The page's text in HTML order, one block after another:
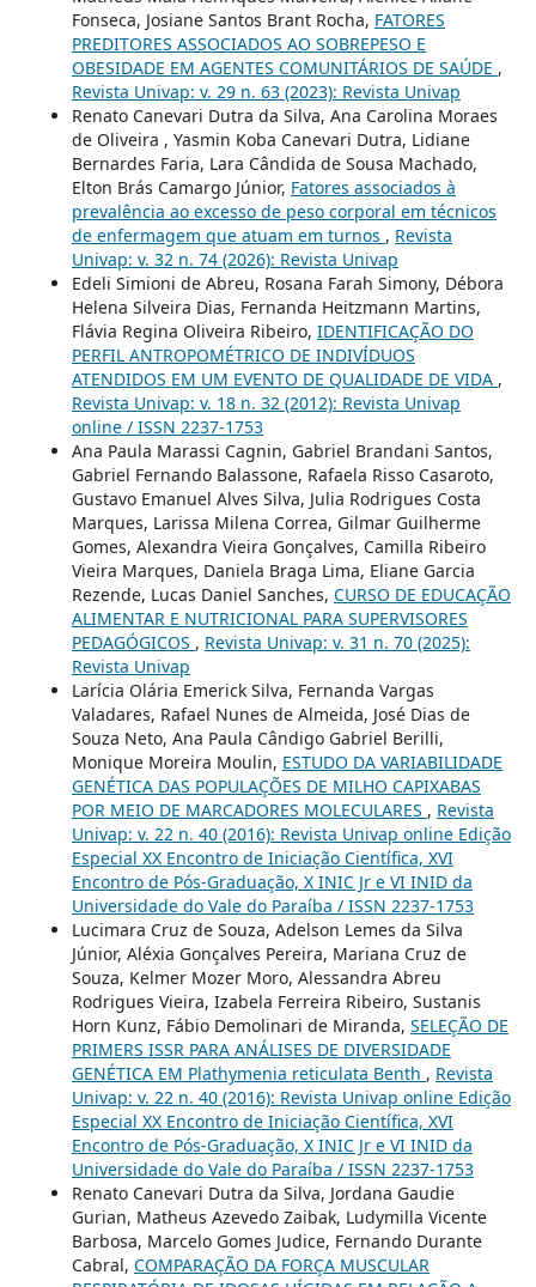
Fonseca, Josiane Santos Brant Rocha, FATORES
PREDITORES ASSOCIADOS AO SOBREPESO E
OBESIDADE EM AGENTES COMUNITÁRIOS DE SAÚDE ,
Revista Univap: v. 29 n. 63 (2023): Revista Univap
Renato Canevari Dutra da Silva, Ana Carolina Moraes
de Oliveira , Yasmin Koba Canevari Dutra, Lidiane
Bernardes Faria, Lara Cândida de Sousa Machado,
Elton Brás Camargo Júnior, Fatores associados à
prevalência ao excesso de peso corporal em técnicos
de enfermagem que atuam em turnos , Revista
Univap: v. 32 n. 74 (2026): Revista Univap
Edeli Simioni de Abreu, Rosana Farah Simony, Débora
Helena Silveira Dias, Fernanda Heitzmann Martins,
Flávia Regina Oliveira Ribeiro, IDENTIFICAÇÃO DO
PERFIL ANTROPOMÉTRICO DE INDIVÍDUOS
ATENDIDOS EM UM EVENTO DE QUALIDADE DE VIDA ,
Revista Univap: v. 18 n. 32 (2012): Revista Univap
online / ISSN 2237-1753
Ana Paula Marassi Cagnin, Gabriel Brandani Santos,
Gabriel Fernando Balassone, Rafaela Risso Casaroto,
Gustavo Emanuel Alves Silva, Julia Rodrigues Costa
Marques, Larissa Milena Correa, Gilmar Guilherme
Gomes, Alexandra Vieira Gonçalves, Camilla Ribeiro
Vieira Marques, Daniela Braga Lima, Eliane Garcia
Rezende, Lucas Daniel Sanches, CURSO DE EDUCAÇÃO
ALIMENTAR E NUTRICIONAL PARA SUPERVISORES
PEDAGÓGICOS , Revista Univap: v. 31 n. 70 (2025):
Revista Univap
Larícia Olária Emerick Silva, Fernanda Vargas
Valadares, Rafael Nunes de Almeida, José Dias de
Souza Neto, Ana Paula Cândigo Gabriel Berilli,
Monique Moreira Moulin, ESTUDO DA VARIABILIDADE
GENÉTICA DAS POPULAÇÕES DE MILHO CAPIXABAS
POR MEIO DE MARCADORES MOLECULARES , Revista
Univap: v. 22 n. 40 (2016): Revista Univap online Edição
Especial XX Encontro de Iniciação Científica, XVI
Encontro de Pós-Graduação, X INIC Jr e VI INID da
Universidade do Vale do Paraíba / ISSN 2237-1753
Lucimara Cruz de Souza, Adelson Lemes da Silva
Júnior, Aléxia Gonçalves Pereira, Mariana Cruz de
Souza, Kelmer Mozer Moro, Alessandra Abreu
Rodrigues Vieira, Izabela Ferreira Ribeiro, Sustanis
Horn Kunz, Fábio Demolinari de Miranda, SELEÇÃO DE
PRIMERS ISSR PARA ANÁLISES DE DIVERSIDADE
GENÉTICA EM Plathymenia reticulata Benth , Revista
Univap: v. 22 n. 40 (2016): Revista Univap online Edição
Especial XX Encontro de Iniciação Científica, XVI
Encontro de Pós-Graduação, X INIC Jr e VI INID da
Universidade do Vale do Paraíba / ISSN 2237-1753
Renato Canevari Dutra da Silva, Jordana Gaudie
Gurian, Matheus Azevedo Zaibak, Ludymilla Vicente
Barbosa, Marcelo Gomes Judice, Fernando Durante
Cabral, COMPARAÇÃO DA FORÇA MUSCULAR